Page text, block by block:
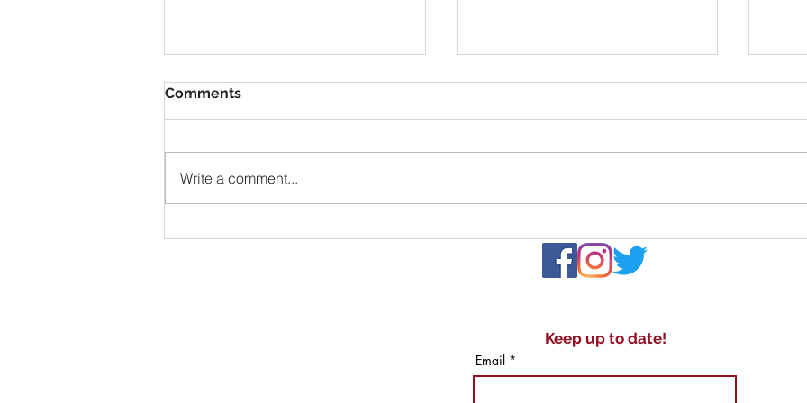
Otello | Oper Frankfurt
Comments
Write a comment...
Keep up to date!
Email